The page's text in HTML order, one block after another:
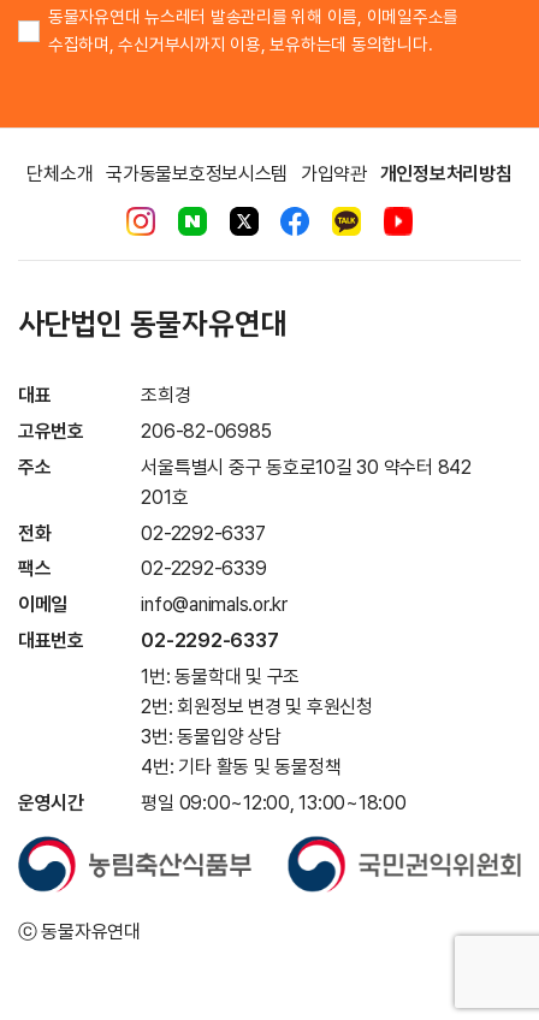
동물자유연대 뉴스레터 발송관리를 위해 이름, 이메일주소를
수집하며, 수신거부시까지 이용, 보유하는데 동의합니다.
단체소개 국가동물보호정보시스템 가입약관 개인정보처리방침
사단법인 동물자유연대
대표
조희경
고유번호
206-82-06985
주소
서울특별시 중구 동호로10길 30 약수터 842
201호
전화
02-2292-6337
팩스
02-2292-6339
이메일
info@animals.or.kr
대표번호
02-2292-6337
1번: 동물학대 및 구조
2번: 회원정보 변경 및 후원신청
3번: 동물입양 상담
4번: 기타 활동 및 동물정책
운영시간
평일 09:00~12:00, 13:00~18:00
ⓒ 동물자유연대